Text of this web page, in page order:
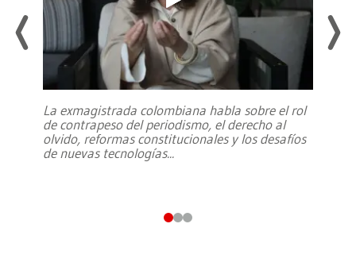
La exmagistrada colombiana habla sobre el rol
de contrapeso del periodismo, el derecho al
olvido, reformas constitucionales y los desafíos
de nuevas tecnologías...